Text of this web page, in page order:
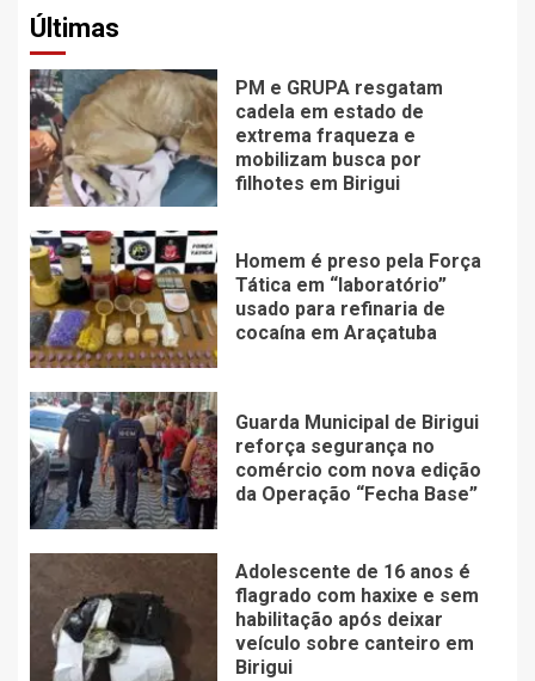
Últimas
PM e GRUPA resgatam
cadela em estado de
extrema fraqueza e
mobilizam busca por
filhotes em Birigui
Homem é preso pela Força
Tática em “laboratório”
usado para refinaria de
cocaína em Araçatuba
Guarda Municipal de Birigui
reforça segurança no
comércio com nova edição
da Operação “Fecha Base”
Adolescente de 16 anos é
flagrado com haxixe e sem
habilitação após deixar
veículo sobre canteiro em
Birigui